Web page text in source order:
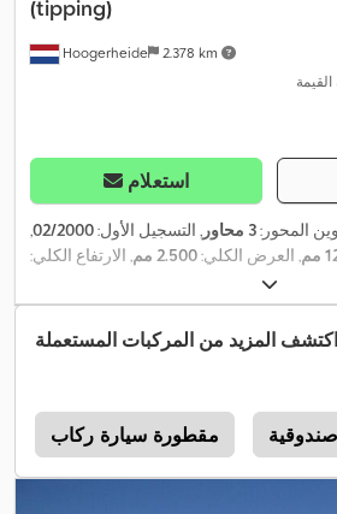
Hoogerheide 2.378 km
(tipping)
استعلام
المحور:3 محاور , التسجيل الأول:02/2000
,
, العرض الكلي:2.500 مم
, الارتفاع الكلي:
, تعليق:
1999, معدات:
اكتشف المزيد من المركبات المستعملة
مقطورة سيارة ركاب